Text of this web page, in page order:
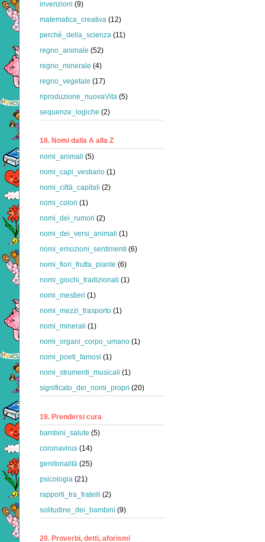
invenzioni (9)
matematica_creativa (12)
perché_della_scienza (11)
regno_animale (52)
regno_minerale (4)
regno_vegetale (17)
riproduzione_nuovaVita (5)
sequenze_logiche (2)
18. Nomi dalla A alla Z
nomi_animali (5)
nomi_capi_vestiario (1)
nomi_città_capitali (2)
nomi_colori (1)
nomi_dei_rumori (2)
nomi_dei_versi_animali (1)
nomi_emozioni_sentimenti (6)
nomi_fiori_frutta_piante (6)
nomi_giochi_tradizionali (1)
nomi_mestieri (1)
nomi_mezzi_trasporto (1)
nomi_minerali (1)
nomi_organi_corpo_umano (1)
nomi_poeti_famosi (1)
nomi_strumenti_musicali (1)
significato_dei_nomi_propri (20)
19. Prendersi cura
bambini_salute (5)
coronavirus (14)
genitorialità (25)
psicologia (21)
rapporti_tra_fratelli (2)
solitudine_dei_bambini (9)
20. Proverbi, detti, aforismi